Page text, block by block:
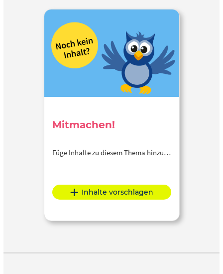
Mitmachen!
Füge Inhalte zu diesem Thema hinzu…
Inhalte vorschlagen